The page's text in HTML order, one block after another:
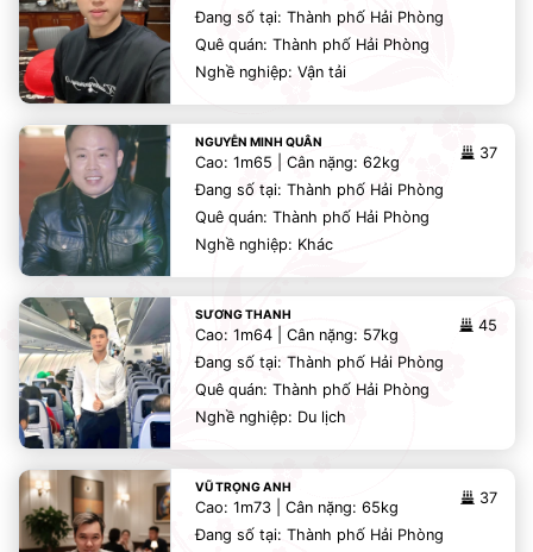
Đang số tại: Thành phố Hải Phòng
Quê quán: Thành phố Hải Phòng
Nghề nghiệp: Vận tải
NGUYỄN MINH QUÂN
37
Cao: 1m65 | Cân nặng: 62kg
Đang số tại: Thành phố Hải Phòng
Quê quán: Thành phố Hải Phòng
Nghề nghiệp: Khác
SƯƠNG THANH
45
Cao: 1m64 | Cân nặng: 57kg
Đang số tại: Thành phố Hải Phòng
Quê quán: Thành phố Hải Phòng
Nghề nghiệp: Du lịch
VŨ TRỌNG ANH
37
Cao: 1m73 | Cân nặng: 65kg
Đang số tại: Thành phố Hải Phòng